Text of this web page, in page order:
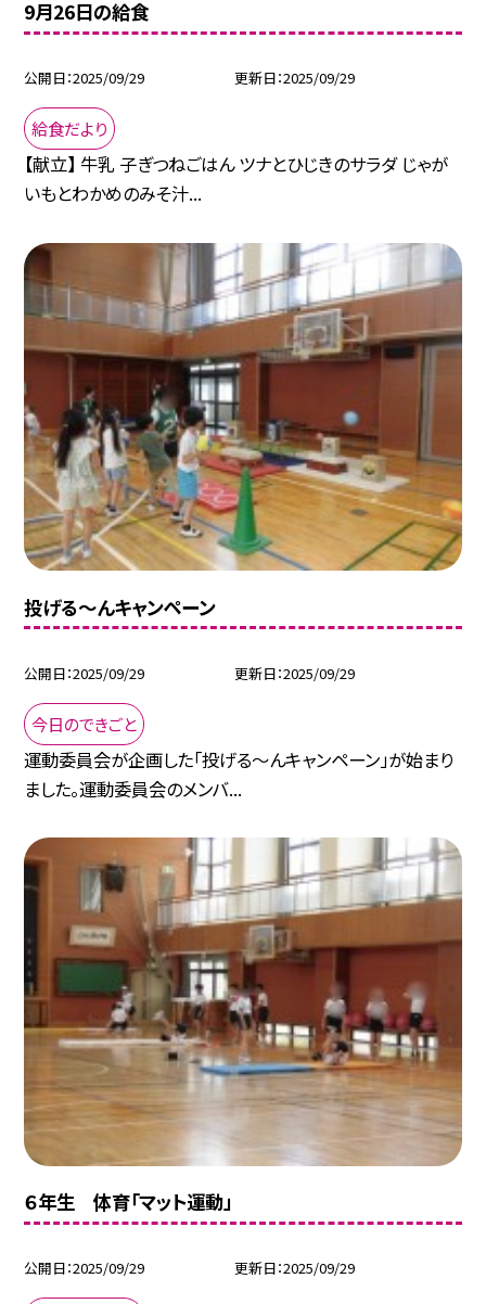
9月26日の給食
公開日 2025/09/29 更新日 2025/09/29
給食だより
【献立】 牛乳 子ぎつねごはん ツナとひじきのサラダ じゃが
いもとわかめのみそ汁...
投げる～んキャンペーン
公開日 2025/09/29 更新日 2025/09/29
今日のできごと
運動委員会が企画した「投げる～んキャンペーン」が始まり
ました。運動委員会のメンバ...
６年生 体育「マット運動」
公開日 2025/09/29 更新日 2025/09/29